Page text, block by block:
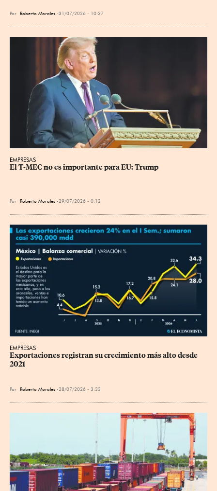
Por Roberto Morales 31/07/2026 - 10:37
EMPRESAS
El T-MEC no es importante para EU: Trump
Por Roberto Morales 29/07/2026 - 0:12
EMPRESAS
Exportaciones registran su crecimiento más alto desde
2021
Por Roberto Morales 28/07/2026 - 3:33